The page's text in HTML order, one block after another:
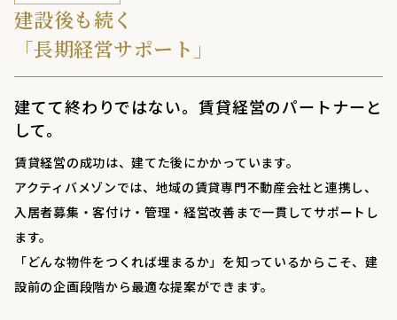
建設後も続く
「長期経営サポート」
建てて終わりではない。賃貸経営のパートナーと
して。
賃貸経営の成功は、建てた後にかかっています。
アクティバメゾンでは、地域の賃貸専門不動産会社と連携し、
入居者募集・客付け・管理・経営改善まで一貫してサポートし
ます。
「どんな物件をつくれば埋まるか」を知っているからこそ、建
設前の企画段階から最適な提案ができます。